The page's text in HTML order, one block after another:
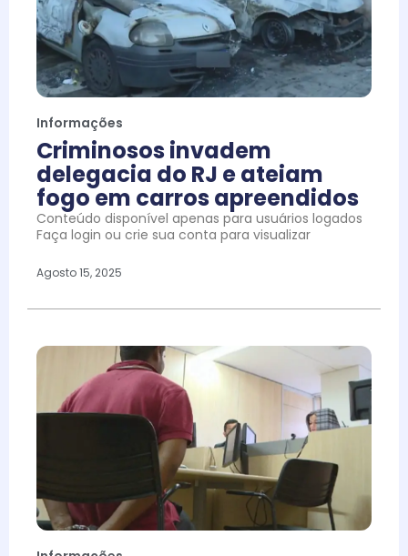
Informações
Criminosos invadem
delegacia do RJ e ateiam
fogo em carros apreendidos
Conteúdo disponível apenas para usuários logados
Faça login ou crie sua conta para visualizar
Agosto 15, 2025